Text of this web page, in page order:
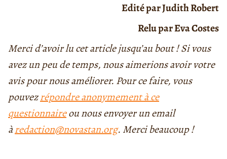
Edité par Judith Robert
Relu par Eva Costes
Merci d’avoir lu cet article jusqu’au bout ! Si vous
avez un peu de temps, nous aimerions avoir votre
avis pour nous améliorer. Pour ce faire, vous
pouvezrépondre anonymement à ce
questionnaireou nous envoyer un email
àredaction@novastan.org. Merci beaucoup !